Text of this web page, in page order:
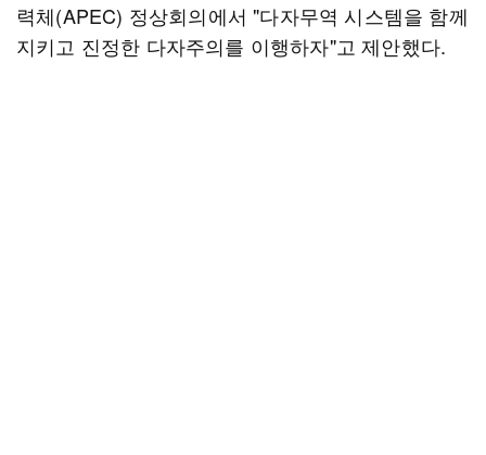
력체(APEC) 정상회의에서 "다자무역 시스템을 함께
지키고 진정한 다자주의를 이행하자"고 제안했다.